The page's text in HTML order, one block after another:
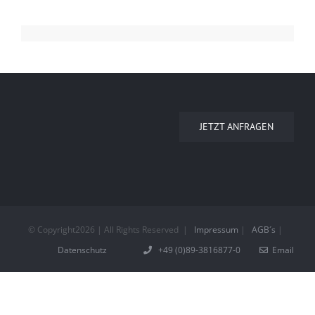
JETZT ANFRAGEN
© Copyright2026 | All Rights Reserved | Impressum | AGB´s |
Datenschutz
+49 (0)89-3816877-0 Email